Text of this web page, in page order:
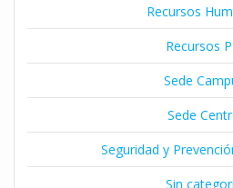
Recursos
Recursos
Sede
Sede
Seguridad y
Sin